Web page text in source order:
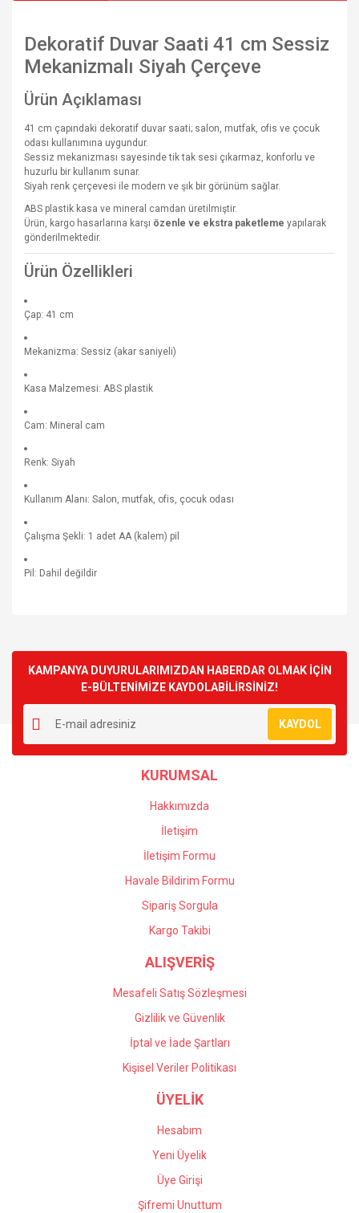
Dekoratif Duvar Saati 41 cm Sessiz
Mekanizmalı Siyah Çerçeve
Ürün Açıklaması
41 cm çapındaki dekoratif duvar saati; salon, mutfak, ofis ve çocuk
odası kullanımına uygundur.
Sessiz mekanizması sayesinde tik tak sesi çıkarmaz, konforlu ve
huzurlu bir kullanım sunar.
Siyah renk çerçevesi ile modern ve şık bir görünüm sağlar.
ABS plastik kasa ve mineral camdan üretilmiştir.
Ürün, kargo hasarlarına karşı özenle ve ekstra paketleme yapılarak
gönderilmektedir.
Ürün Özellikleri
Çap: 41 cm
Mekanizma: Sessiz (akar saniyeli)
Kasa Malzemesi: ABS plastik
Cam: Mineral cam
Renk: Siyah
Kullanım Alanı: Salon, mutfak, ofis, çocuk odası
Çalışma Şekli: 1 adet AA (kalem) pil
Pil: Dahil değildir
Yorum Yaz
kullanarak tarafımıza iletebilirsiniz.
Görüş ve önerileriniz için teşekkür ederiz.
Ürün resmi kalitesiz, bozuk veya görüntülenemiyor.
Ürün açıklamasında eksik bilgiler bulunuyor.
Ürün bilgilerinde hatalar bulunuyor.
Ürün fiyatı diğer sitelerden daha pahalı.
Gönder
KAMPANYA DUYURULARIMIZDAN HABERDAR OLMAK İÇİN
E-BÜLTENİMİZE KAYDOLABİLİRSİNİZ!
KAYDOL
KURUMSAL
Hakkımızda
İletişim
İletişim Formu
Havale Bildirim Formu
Sipariş Sorgula
Kargo Takibi
ALIŞVERİŞ
Mesafeli Satış Sözleşmesi
Gizlilik ve Güvenlik
İptal ve İade Şartları
Kişisel Veriler Politikası
ÜYELİK
Hesabım
Yeni Üyelik
Üye Girişi
Şifremi Unuttum